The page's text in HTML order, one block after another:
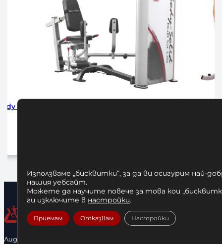
Лидерфитнес е водещ вносител и представител на голямо
Използваме „бисквитки“, за да ви осигурим най-
нашия уебсайт.
Можете да научите повече за това кои
ги изключите в настройки.
Приемам Отказвам Настройки